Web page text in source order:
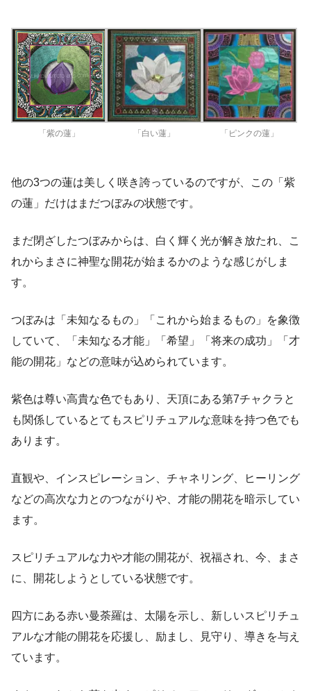
「紫の蓮」 「白い蓮」 「ピンクの蓮」
他の3つの蓮は美しく咲き誇っているのですが、この「紫
の蓮」だけはまだつぼみの状態です。
まだ閉ざしたつぼみからは、白く輝く光が解き放たれ、こ
れからまさに神聖な開花が始まるかのような感じがしま
す。
つぼみは「未知なるもの」「これから始まるもの」を象徴
していて、「未知なる才能」「希望」「将来の成功」「才
能の開花」などの意味が込められています。
紫色は尊い高貴な色でもあり、天頂にある第7チャクラと
も関係しているとてもスピリチュアルな意味を持つ色でも
あります。
直観や、インスピレーション、チャネリング、ヒーリング
などの高次な力とのつながりや、才能の開花を暗示してい
ます。
スピリチュアルな力や才能の開花が、祝福され、今、まさ
に、開花しようとしている状態です。
四方にある赤い曼荼羅は、太陽を示し、新しいスピリチュ
アルな才能の開花を応援し、励まし、見守り、導きを与え
ています。